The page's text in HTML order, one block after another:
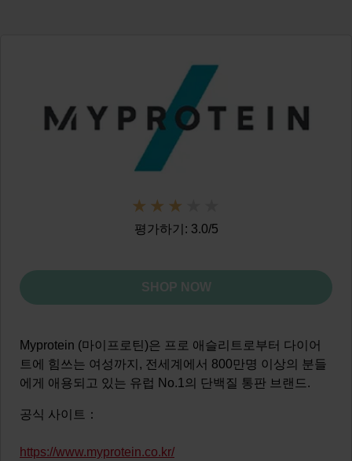
평가하기: 3.0/5
SHOP NOW
Myprotein (마이프로틴)은 프로 애슬리트로부터 다이어
트에 힘쓰는 여성까지, 전세계에서 800만명 이상의 분들
에게 애용되고 있는 유럽 No.1의 단백질 통판 브랜드.
공식 사이트：
https://www.myprotein.co.kr/